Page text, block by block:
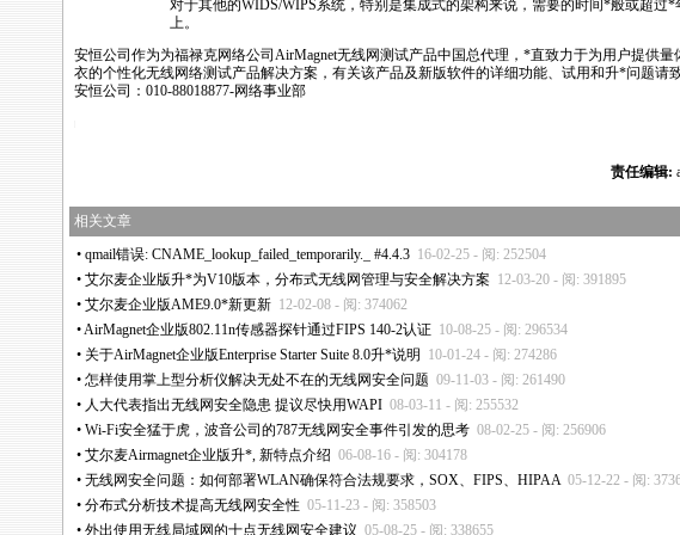
对于其他的WIDS/WIPS系统，特别是集成式的架构来说，需要的时间*般或超过*
上。
安恒公司作为为福禄克网络公司AirMagnet无线网测试产品中国总代理， *直致力于为用户提供量
衣的个性化无线网络测试产品解决方案，有关该产品及新版软件的详细功能、试用和升*问题请
安恒公司：010-88018877-网络事业部
责任编辑:
相关文章
• qmail错误: CNAME_lookup_failed_temporarily._ #4.4.3 16-02-25 - 阅: 252504
• 艾尔麦企业版升*为V10版本，分布式无线网管理与安全解决方案 12-03-20 - 阅: 391895
• 艾尔麦企业版AME9.0*新更新 12-02-08 - 阅: 374062
•AirMagnet企业版802.11n传感器探针通过FIPS 140-2认证 10-08-25 - 阅: 296534
• 关于AirMagnet企业版Enterprise Starter Suite 8.0升*说明
10-01-24 - 阅: 274286
• 怎样使用掌上型分析仪解决无处不在的无线网安全问题 09-11-03 - 阅: 261490
• 人大代表指出无线网安全隐患 提议尽快用WAPI 08-03-11 - 阅: 255532
• Wi-Fi安全猛于虎，波音公司的787无线网安全事件引发的思考 08-02-25 - 阅: 256906
• 艾尔麦Airmagnet企业版升*, 新特点介绍 06-08-16 - 阅: 304178
• 无线网安全问题：如何部署WLAN确保符合法规要求，SOX、FIPS、HIPAA 05-12-22 - 阅:
• 分布式分析技术提高无线网安全性 05-11-23 - 阅: 358503
• 外出使用无线局域网的十点无线网安全建议 05-08-25 - 阅: 338655